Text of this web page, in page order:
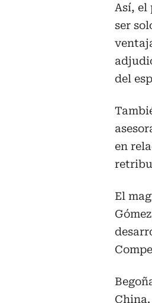
Así, el
ser
del
en
El
China.